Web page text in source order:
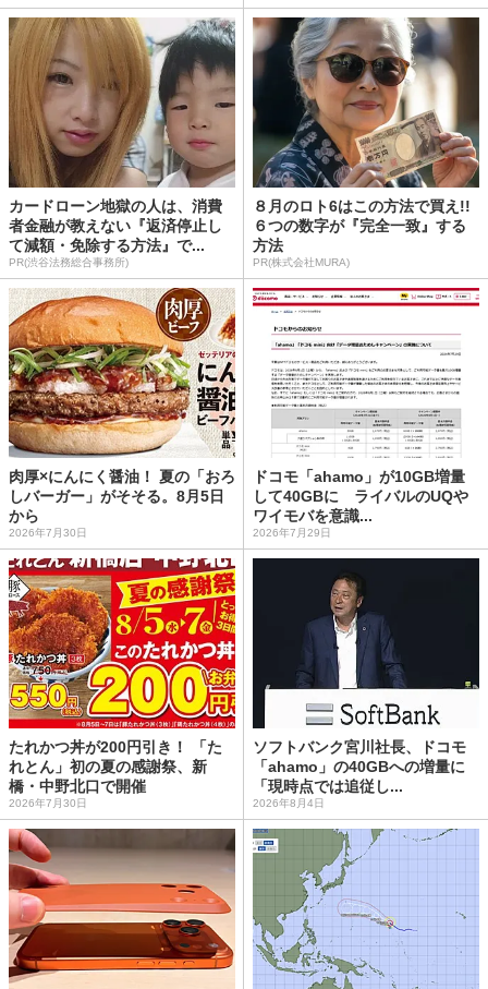
カードローン地獄の人は、消費
者金融が教えない『返済停止し
て減額・免除する方法』で...
PR(渋谷法務総合事務所)
８月のロト6はこの方法で買え!!
６つの数字が『完全一致』する
方法
PR(株式会社MURA)
肉厚×にんにく醤油！ 夏の「おろ
しバーガー」がそそる。8月5日
から
2026年7月30日
ドコモ「ahamo」が10GB増量
して40GBに ライバルのUQや
ワイモバを意識...
2026年7月29日
たれかつ丼が200円引き！ 「た
れとん」初の夏の感謝祭、新
橋・中野北口で開催
2026年7月30日
ソフトバンク宮川社長、ドコモ
「ahamo」の40GBへの増量に
「現時点では追従し...
2026年8月4日